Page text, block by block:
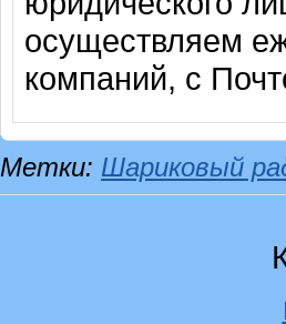
осуществляем
компаний, с
Метки: Шариковый